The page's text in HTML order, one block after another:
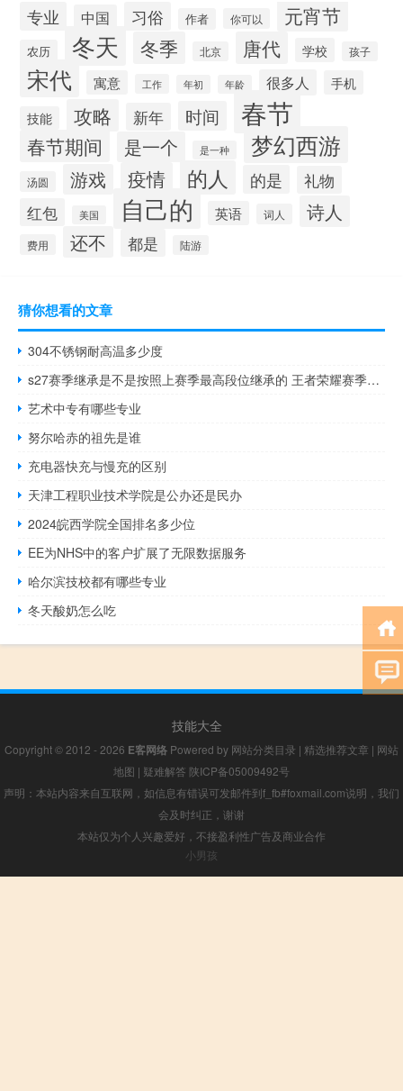
专业 中国 习俗 作者 你可以 元宵节
农历 冬天 冬季 北京 唐代 学校 孩子
宋代 寓意 工作 年初 年龄 很多人 手机
技能 攻略 新年 时间 春节
春节期间 是一个 是一种 梦幻西游
汤圆 游戏 疫情 的人 的是
礼物
红包
美国 自己的 英语 词人 诗人
费用 还不 都是 陆游
猜你想看的文章
304不锈钢耐高温多少度
s27赛季继承是不是按照上赛季最高段位继承的 王者荣耀赛季继承段位
艺术中专有哪些专业
努尔哈赤的祖先是谁
充电器快充与慢充的区别
天津工程职业技术学院是公办还是民办
2024皖西学院全国排名多少位
EE为NHS中的客户扩展了无限数据服务
哈尔滨技校都有哪些专业
冬天酸奶怎么吃
技能大全
Copyright © 2012 - 2026 E客网络 Powered by 网站分类目录 | 精选推荐文章 | 网站
地图 | 疑难解答 陕ICP备05009492号
声明：本站内容来自互联网，如信息有错误可发邮件到f_fb#foxmail.com说明，我们
会及时纠正，谢谢
本站仅为个人兴趣爱好，不接盈利性广告及商业合作
小男孩